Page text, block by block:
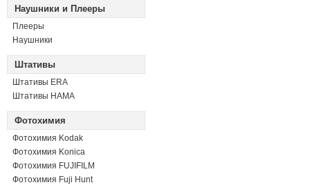
Наушники и Плееры
Плееры
Наушники
Штативы
Штативы ERA
Штативы HAMA
Фотохимия
Фотохимия Kodak
Фотохимия Konica
Фотохимия FUJIFILM
Фотохимия Fuji Hunt